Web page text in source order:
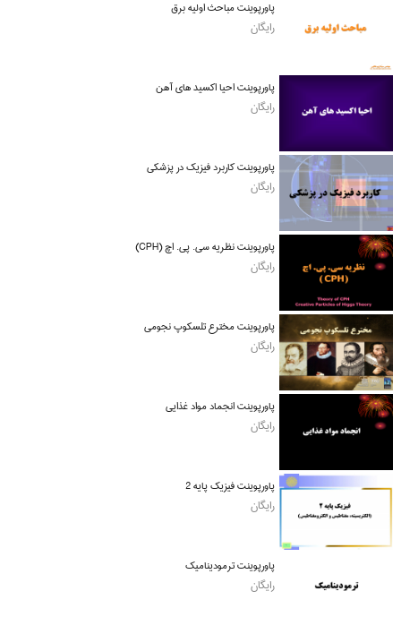
پاورپوینت مباحث اولیه برق
رایگان
پاورپوینت احیا اکسید های آهن
رایگان
پاورپوینت کاربرد فیزیک در پزشکی
رایگان
پاورپوینت نظریه سی. پی. اچ (CPH)
رایگان
پاورپوینت مخترع تلسکوپ نجومی
رایگان
پاورپوینت انجماد مواد غذایی
رایگان
پاورپوینت فیزیک پایه 2
رایگان
پاورپوینت ترمودینامیک
رایگان